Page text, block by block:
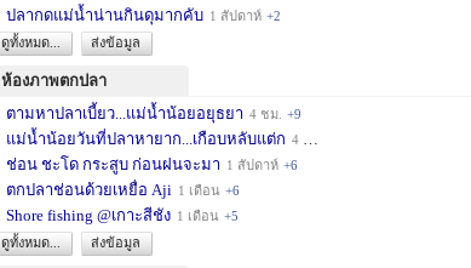
ปลากดแม่น้ำน่านกินดุมากคับ 1 สัปดาห์ +2
ดูทั้งหมด...
ส่งข้อมูล
ห้องภาพตกปลา
ตามหาปลาเบี้ยว...แม่น้ำน้อยอยุธยา 4 ชม. +9
แม่น้ำน้อยวันที่ปลาหายาก...เกือบหลับแต่ก 4 ชม.
ช่อน ชะโด กระสูบ ก่อนฝนจะมา 1 สัปดาห์ +6
ตกปลาช่อนด้วยเหยื่อ Aji 1 เดือน +6
Shore fishing @เกาะสีชัง 1 เดือน +5
ดูทั้งหมด...
ส่งข้อมูล